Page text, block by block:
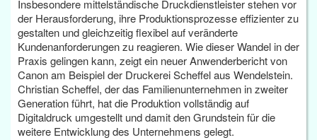
Insbesondere mittelständische Druckdienstleister stehen vor
der Herausforderung, ihre Produktionsprozesse effizienter zu
gestalten und gleichzeitig flexibel auf veränderte
Kundenanforderungen zu reagieren. Wie dieser Wandel in der
Praxis gelingen kann, zeigt ein neuer Anwenderbericht von
Canon am Beispiel der Druckerei Scheffel aus Wendelstein.
Christian Scheffel, der das Familienunternehmen in zweiter
Generation führt, hat die Produktion vollständig auf
Digitaldruck umgestellt und damit den Grundstein für die
weitere Entwicklung des Unternehmens gelegt.